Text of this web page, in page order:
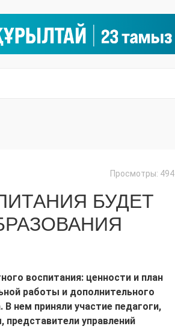
Просмотры: 494
БУДЕТ
воспитания: ценности и план
работы и дополнительного
нем приняли участие педагоги,
управлений